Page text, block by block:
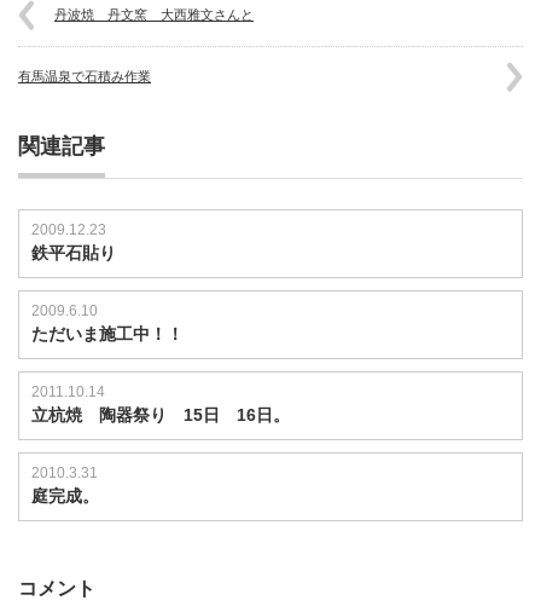
丹波焼 丹文窯 大西雅文さんと
有馬温泉で石積み作業
関連記事
2009.12.23
鉄平石貼り
2009.6.10
ただいま施工中！！
2011.10.14
立杭焼 陶器祭り 15日 16日。
2010.3.31
庭完成。
コメント